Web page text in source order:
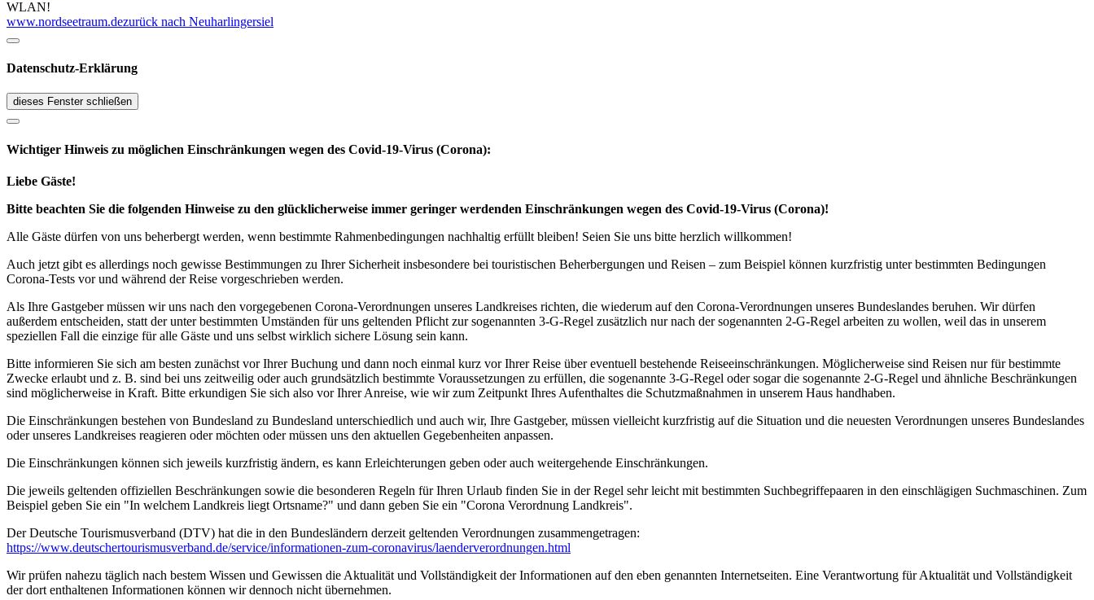
WLAN!
www.nordseetraum.dezurück nach Neuharlingersiel
Datenschutz-Erklärung
dieses Fenster schließen
Wichtiger Hinweis zu möglichen Ein­schränk­ungen wegen des Covid-19-Virus (Corona):
Liebe Gäste!
Bitte beachten Sie die folgenden Hinweise zu den glücklicherweise immer geringer werdenden Einschränkungen wegen des Covid-19-Virus (Corona)!
Alle Gäste dürfen von uns beherbergt werden, wenn bestimmte Rahmenbedingungen nachhaltig erfüllt bleiben! Seien Sie uns bitte herzlich willkommen!
Auch jetzt gibt es allerdings noch gewisse Bestimmungen zu Ihrer Sicherheit insbesondere bei touristischen Beherbergungen und Reisen – zum Beispiel können kurzfristig unter bestimmten Bedingungen
Corona-Tests vor und während der Reise vorgeschrieben werden.
Als Ihre Gastgeber müssen wir uns nach den vorgegebenen Corona-Verordnungen unseres Landkreises richten, die wiederum auf den Corona-Verordnungen unseres Bundeslandes beruhen. Wir dürfen
außerdem entscheiden, statt der unter bestimmten Umständen für uns geltenden Pflicht zur sogenannten 3-G-Regel zusätzlich nur nach der sogenannten 2-G-Regel arbeiten zu wollen, weil das in unserem
speziellen Fall die einzige für alle Gäste und uns selbst wirklich sichere Lösung sein kann.
Bitte informieren Sie sich am besten zunächst vor Ihrer Buchung und dann noch einmal kurz vor Ihrer Reise über eventuell bestehende Reiseeinschränkungen. Möglicherweise sind Reisen nur für bestimmte
Zwecke erlaubt und z. B. sind bei uns zeitweilig oder auch grundsätzlich bestimmte Voraussetzungen zu erfüllen, die sogenannte 3-G-Regel oder sogar die sogenannte 2-G-Regel und ähnliche Beschränkungen
sind möglicherweise in Kraft. Bitte erkundigen Sie sich also vor Ihrer Anreise, wie wir zum Zeitpunkt Ihres Aufenthaltes die Schutzmaßnahmen in unserem Haus handhaben.
Die Einschränkungen bestehen von Bundesland zu Bundesland unterschiedlich und auch wir, Ihre Gastgeber, müssen vielleicht kurzfristig auf die Situation und die neuesten Verordnungen unseres Bundeslandes
oder unseres Landkreises reagieren oder möchten oder müssen uns den aktuellen Gegebenheiten anpassen.
Die Einschränkungen können sich jeweils kurzfristig ändern, es kann Erleichterungen geben oder auch weitergehende Einschränkungen.
Die jeweils geltenden offiziellen Beschränkungen sowie die besonderen Regeln für Ihren Urlaub finden Sie in der Regel sehr leicht mit bestimmten Suchbegriffepaaren in den einschlägigen Suchmaschinen. Zum
Beispiel geben Sie ein "In welchem Landkreis liegt Ortsname?" und dann geben Sie ein "Corona Verordnung Landkreis".
Der Deutsche Tourismusverband (DTV) hat die in den Bundesländern derzeit geltenden Verordnungen zusammengetragen:
https://www.deutscher­tourismusverband.de/­service/­informationen-zum-coronavirus/­laenderverordnungen.html
Wir prüfen nahezu täglich nach bestem Wissen und Gewissen die Aktualität und Vollständigkeit der Informationen auf den eben genannten Internetseiten. Eine Verantwortung für Aktualität und Vollständigkeit
der dort enthaltenen Informationen können wir dennoch nicht übernehmen.